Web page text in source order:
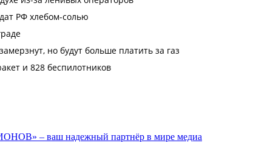
– ваш надежный партнёр в мире медиа